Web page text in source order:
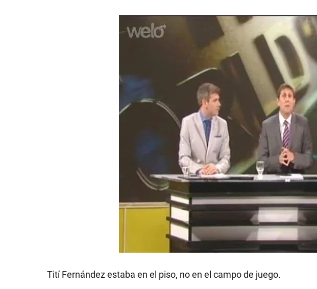
Tití Fernández estaba en el piso, no en el campo de juego.
ACTUALIDAD
POLICIALES
ECONOMÍA
HERMANO
SALUD